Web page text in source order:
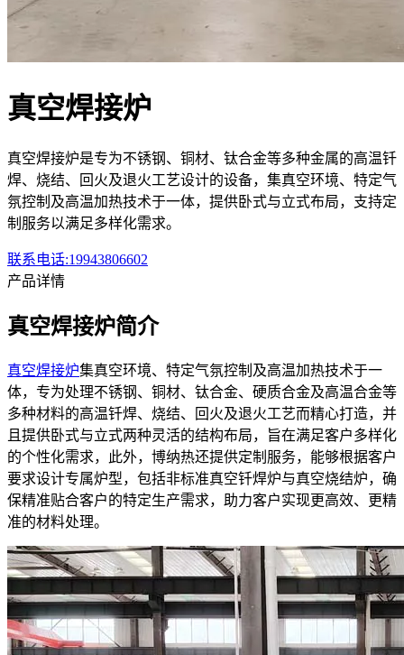
真空焊接炉
真空焊接炉是专为不锈钢、铜材、钛合金等多种金属的高温钎
焊、烧结、回火及退火工艺设计的设备，集真空环境、特定气
氛控制及高温加热技术于一体，提供卧式与立式布局，支持定
制服务以满足多样化需求。
联系电话:19943806602
产品详情
真空焊接炉简介
真空焊接炉集真空环境、特定气氛控制及高温加热技术于一
体，专为处理不锈钢、铜材、钛合金、硬质合金及高温合金等
多种材料的高温钎焊、烧结、回火及退火工艺而精心打造，并
且提供卧式与立式两种灵活的结构布局，旨在满足客户多样化
的个性化需求，此外，博纳热还提供定制服务，能够根据客户
要求设计专属炉型，包括非标准真空钎焊炉与真空烧结炉，确
保精准贴合客户的特定生产需求，助力客户实现更高效、更精
准的材料处理。